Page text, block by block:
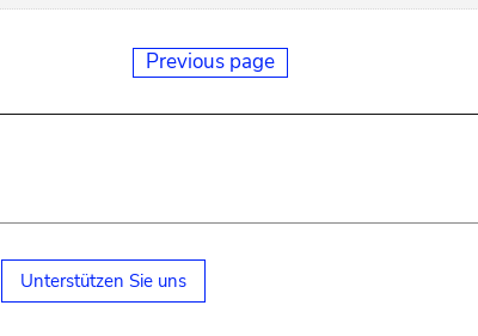
Previous page
Unterstützen Sie uns